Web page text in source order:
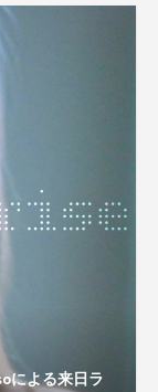
による来日ラ